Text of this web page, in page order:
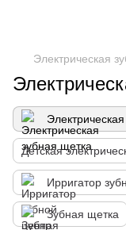
Электрическая
Детская
Ирригатор
Зубная щетка